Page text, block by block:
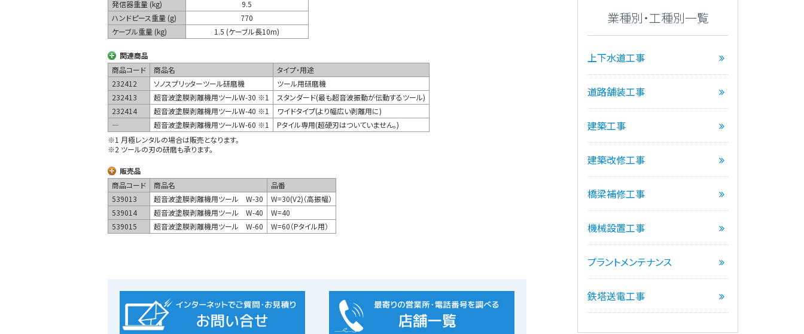
発信器重量 (kg)
9.5
ハンドピース重量 (g)
770
ケーブル重量 (kg)
1.5 (ケーブル長10m)
関連商品
商品コード
商品名
タイプ・用途
232412
ソノスプリッターツール研磨機
ツール用研磨機
232413
超音波塗膜剥離機用ツールW-30 ※1
スタンダード(最も超音波振動が伝動するツール)
232414
超音波塗膜剥離機用ツールW-40 ※1
ワイドタイプ(より幅広い剥離用に)
―
超音波塗膜剥離機用ツールW-60 ※1
Pタイル専用(超硬刃はついていません。)
※1 月極レンタルの場合は販売となります。
※2 ツールの刃の研磨も承ります。
販売品
商品コード
商品名
品番
539013
超音波塗膜剥離機用ツール W-30
W=30(V2)（高振幅）
539014
超音波塗膜剥離機用ツール W-40
W=40
539015
超音波塗膜剥離機用ツール W-60 W=60（Pタイル用）
業種別・工種別一覧
上下水道工事
道路舗装工事
建築工事
建築改修工事
橋梁補修工事
機械設置工事
プラントメンテナンス
鉄塔送電工事